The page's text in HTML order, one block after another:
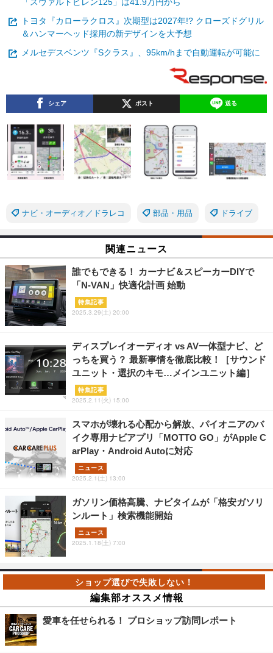
トヨタ『カローラクロス』次期型は2027年!? クローズドグリル
＆ハンマーヘッド採用の新デザインを大予想
メルセデスベンツ『Sクラス』、95km/hまで自動運転が可能に
シェア ポスト 送る
ナビ・オーディオ／ドラレコ 部品・用品 ドライブ
関連ニュース
誰でもできる！ カーナビ＆スピーカーDIYで
「N-VAN」快適化計画 始動
特集記事
2025.3.29(土) 20:00
ディスプレイオーディオ vs AV一体型ナビ、ど
っちを買う？ 最新事情を徹底比較！［サウンド
ユニット・選択のキモ…メインユニット編］
特集記事
2025.2.11(火) 15:00
スマホが壊れる心配から解放、パイオニアのバ
イク専用ナビアプリ「MOTTO GO」がApple C
arPlay・Android Autoに対応
ニュース
2025.2.1(土) 13:00
ガソリン価格高騰、ナビタイムが「格安ガソリ
ンルート」検索機能開始
ニュース
2025.1.18(土) 7:00
編集部オススメ情報
愛車を任せられる！ プロショップ訪問レポート